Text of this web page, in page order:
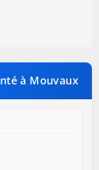
à Mouvaux